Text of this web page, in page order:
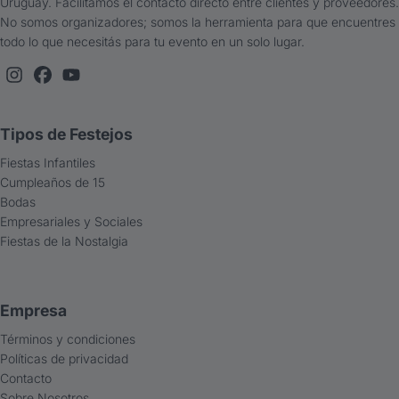
No somos organizadores; somos la herramienta para que encuentres
todo lo que necesitás para tu evento en un solo lugar.
Tipos de Festejos
Fiestas Infantiles
Cumpleaños de 15
Bodas
Empresariales y Sociales
Fiestas de la Nostalgia
Empresa
Términos y condiciones
Políticas de privacidad
Contacto